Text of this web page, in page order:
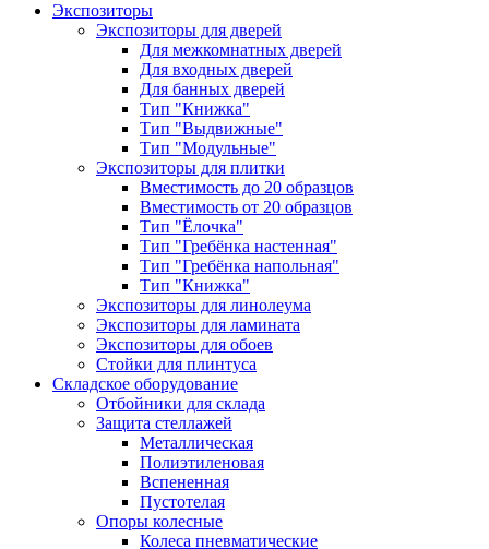
Экспозиторы
Экспозиторы для дверей
Для межкомнатных дверей
Для входных дверей
Для банных дверей
Тип "Книжка"
Тип "Выдвижные"
Тип "Модульные"
Экспозиторы для плитки
Вместимость до 20 образцов
Вместимость от 20 образцов
Тип "Ёлочка"
Тип "Гребёнка настенная"
Тип "Гребёнка напольная"
Тип "Книжка"
Экспозиторы для линолеума
Экспозиторы для ламината
Экспозиторы для обоев
Стойки для плинтуса
Складское оборудование
Отбойники для склада
Защита стеллажей
Металлическая
Полиэтиленовая
Вспененная
Пустотелая
Опоры колесные
Колеса пневматические